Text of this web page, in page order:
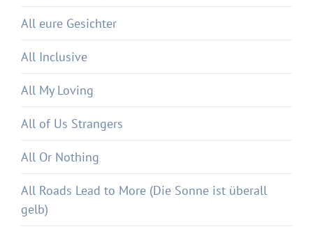
All eure Gesichter
All Inclusive
All My Loving
All of Us Strangers
All Or Nothing
All Roads Lead to More (Die Sonne ist überall
gelb)